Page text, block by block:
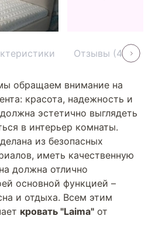
Отзывы (40)
обращаем внимание на
красота, надежность и
эстетично выглядеть
в интерьер комнаты.
из безопасных
иметь качественную
должна отлично
основной функцией –
и отдыха. Всем этим
кровать "Laima" от